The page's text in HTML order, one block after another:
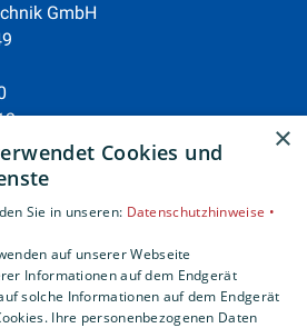
GmbH
×
Cookies und
Sie in unseren: Datenschutzhinweise •
auf unserer Webseite
Informationen auf dem Endgerät
solche Informationen auf dem Endgerät
Ihre personenbezogenen Daten